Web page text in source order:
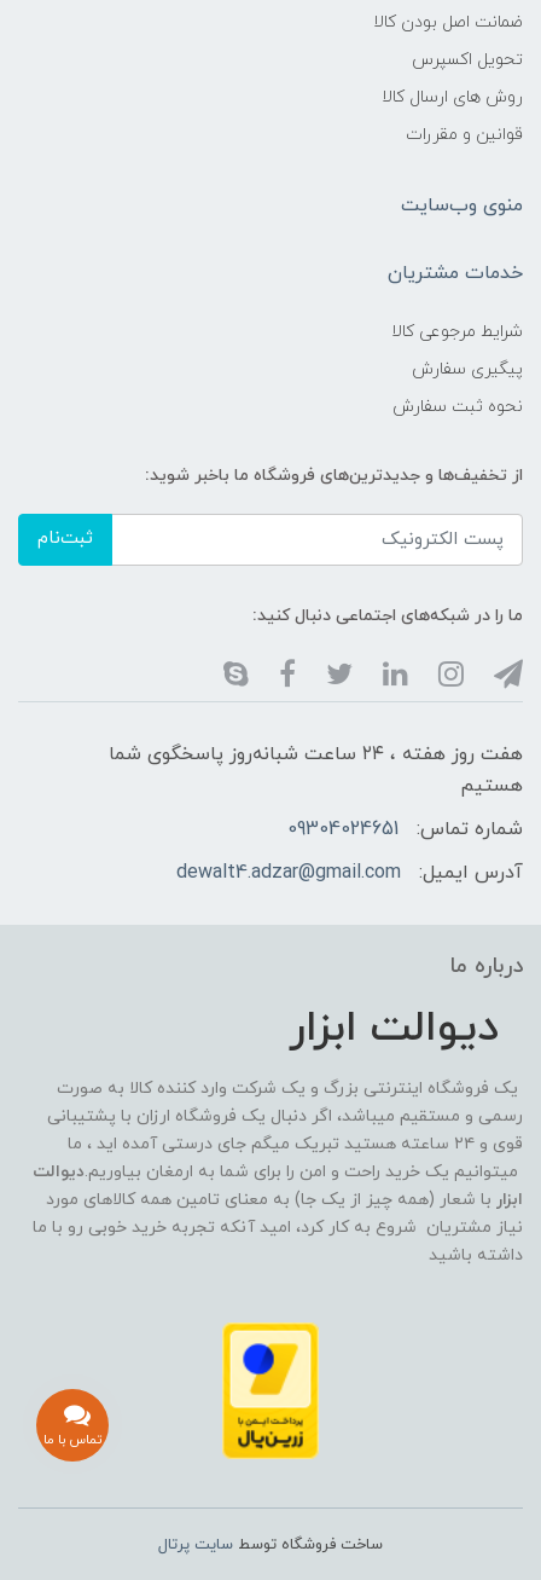
ضمانت اصل بودن کالا
تحویل اکسپرس
روش های ارسال کالا
قوانین و مقررات
منوی وب‌سایت
خدمات مشتریان
شرایط مرجوعی کالا
پیگیری سفارش
نحوه ثبت سفارش
از تخفیف‌ها و جدیدترین‌های فروشگاه ما باخبر شوید:
ثبت‌نام
ما را در شبکه‌های اجتماعی دنبال کنید:
هفت روز هفته ، ۲۴ ساعت شبانه‌روز پاسخگوی شما
هستیم
شماره تماس:
09304024651
آدرس ایمیل:
dewalt4.adzar@gmail.com
درباره ما
دیوالت ابزار
یک فروشگاه اینترنتی بزرگ و یک شرکت وارد کننده کالا به صورت
رسمی و مستقیم میباشد، اگر دنبال یک فروشگاه ارزان با پشتیبانی
قوی و ۲۴ ساعته هستید تبریک میگم جای درستی آمده اید ، ما
میتوانیم یک خرید راحت و امن را برای شما به ارمغان بیاوریم.دیوالت
ابزار با شعار (همه چیز از یک جا) به معنای تامین همه کالاهای مورد
نیاز مشتریان شروع به کار کرد، امید آنکه تجربه خرید خوبی رو با ما
داشته باشید
ساخت فروشگاه توسط سایت پرتال
تماس با ما